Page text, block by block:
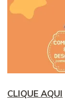
CLIQUE AQUI